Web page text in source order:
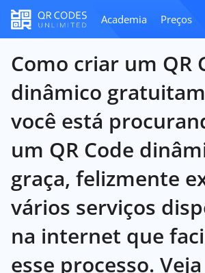
Academia Preços
Como criar um QR
dinâmico
você está
um QR Code
graça, felizmente
vários serviços
na internet que
esse processo.